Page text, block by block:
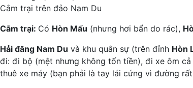
Cắm trại trên đảo Nam Du
Cắm trại: Có Hòn Mấu (nhưng hơi bẩn do rác),
Hải đăng Nam Du và khu quân sự (trên đỉnh Hòn
đi: đi bộ (mệt nhưng không tốn tiền), đi xe ôm
thuê xe máy (bạn phải là tay lái cứng vì đường